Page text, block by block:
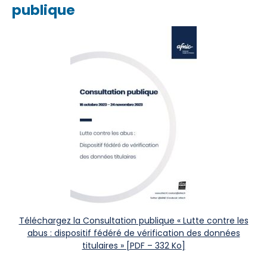
publique
Téléchargez la Consultation publique « Lutte contre les
abus : dispositif fédéré de vérification des données
titulaires » [PDF – 332 Ko]